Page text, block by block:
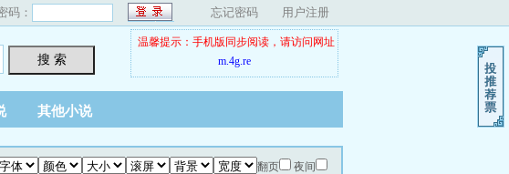
码： 忘记密码 用户注册
搜 索
温馨提示：手机版同步阅读，请访问网址
m.4g.re
其他小说
翻页 夜间